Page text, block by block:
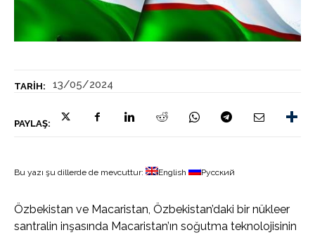
TARIH: 13/05/2024
PAYLAŞ:
Bu yazı şu dillerde de mevcuttur: English Русский
Özbekistan ve Macaristan, Özbekistan’daki bir nükleer
santralin inşasında Macaristan’ın soğutma teknolojisinin